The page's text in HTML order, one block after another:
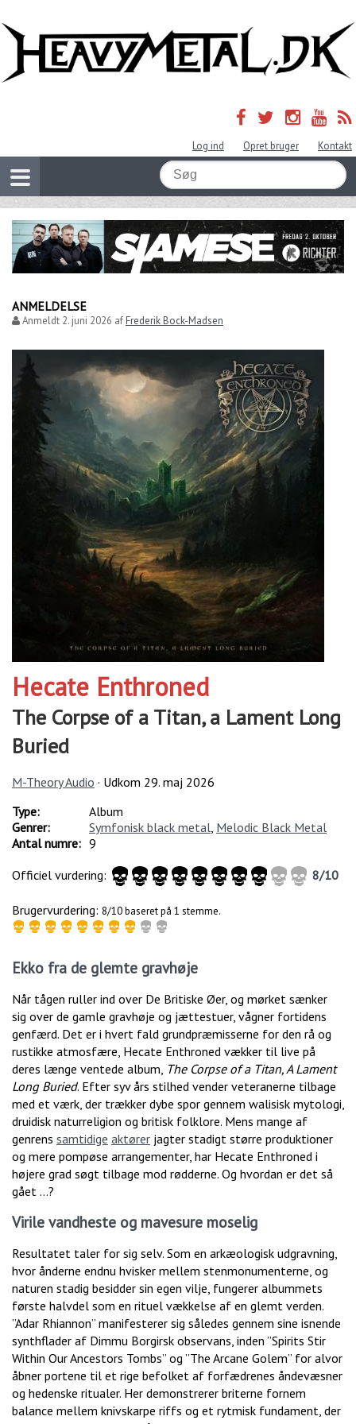
Log ind Opret bruger Kontakt
ANMELDELSE
Anmeldt 2. juni 2026 afFrederik Bock-Madsen
Hecate Enthroned
The Corpse of a Titan, a Lament Long
Buried
M-Theory Audio · Udkom 29. maj 2026
Type:
Album
Genrer:
Symfonisk black metal Melodic Black Metal
Antal numre: 9
Officiel vurdering:
8/10
Brugervurdering: 8/10 baseret på 1 stemme.
Ekko fra de glemte gravhøje
Når tågen ruller ind over De Britiske Øer, og mørket sænker
sig over de gamle gravhøje og jættestuer, vågner fortidens
genfærd. Det er i hvert fald grundpræmisserne for den rå og
rustikke atmosfære, Hecate Enthroned vækker til live på
deres længe ventede album, The Corpse of a Titan, A Lament
Long Buried. Efter syv års stilhed vender veteranerne tilbage
med et værk, der trækker dybe spor gennem walisisk mytologi,
druidisk naturreligion og britisk folklore. Mens mange af
genrens samtidige aktører jagter stadigt større produktioner
og mere pompøse arrangementer, har Hecate Enthroned i
højere grad søgt tilbage mod rødderne. Og hvordan er det så
gået …?
Virile vandheste og mavesure moselig
Resultatet taler for sig selv. Som en arkæologisk udgravning,
hvor ånderne endnu hvisker mellem stenmonumenterne, og
naturen stadig besidder sin egen vilje, fungerer albummets
første halvdel som en rituel vækkelse af en glemt verden.
”Adar Rhiannon” manifesterer sig således gennem sine isnende
synthflader af Dimmu Borgirsk observans, inden ”Spirits Stir
Within Our Ancestors Tombs” og ”The Arcane Golem” for alvor
åbner portene til et rige befolket af forfædrenes åndevæsner
og hedenske ritualer. Her demonstrerer briterne fornem
balance mellem knivskarpe riffs og et rytmisk fundament, der